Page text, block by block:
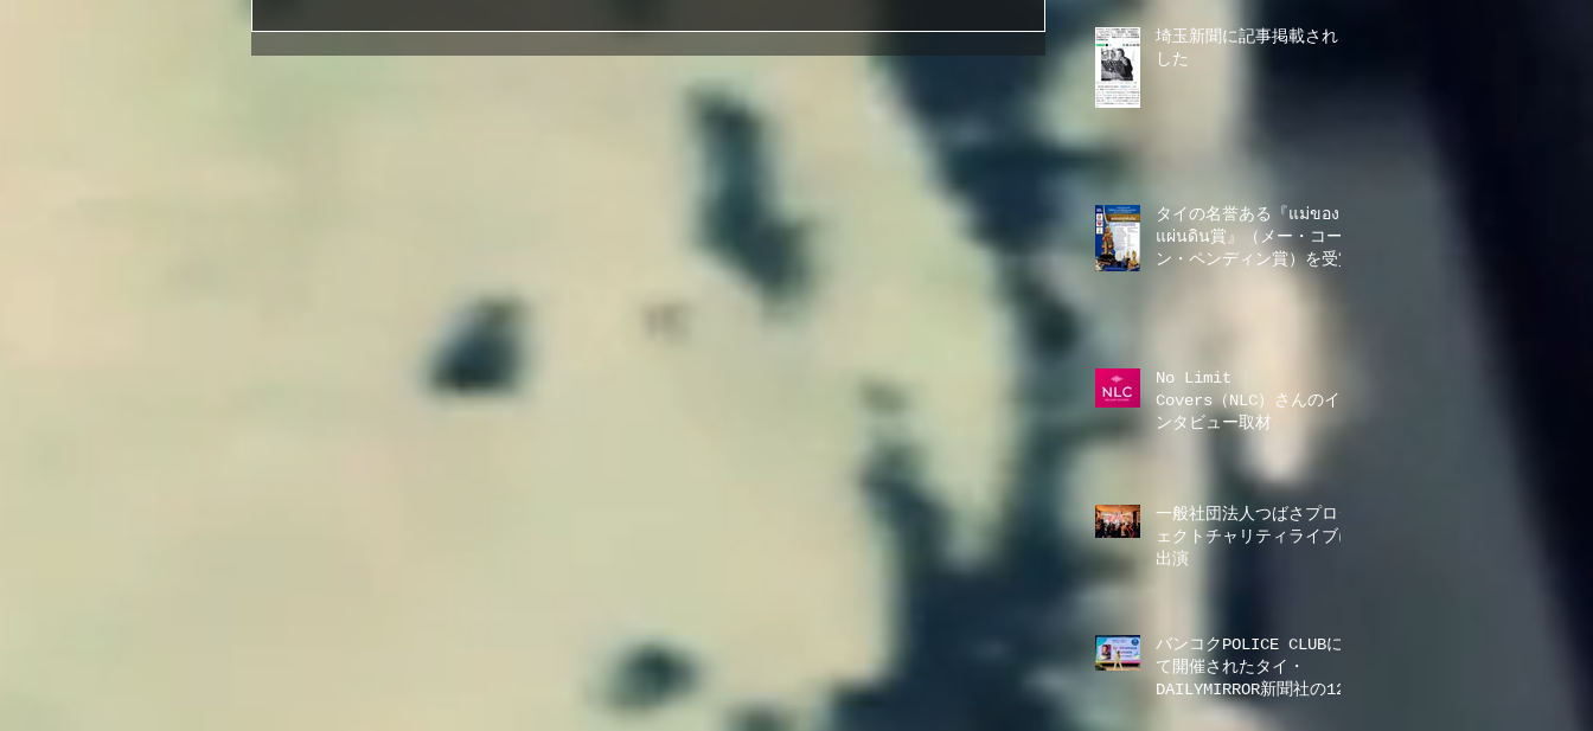
埼玉新聞に記事掲載されま
した
タイの名誉ある『แม่ของ
แผ่นดิน賞』（メー・コー
ン・ペンディン賞）を受賞
No Limit
Covers（NLC）さんのイ
ンタビュー取材
一般社団法人つばさプロジ
ェクトチャリティライブに
出演
バンコクPOLICE CLUBに
て開催されたタイ・
DAILYMIRROR新聞社の12
周年記念ディナーショーに